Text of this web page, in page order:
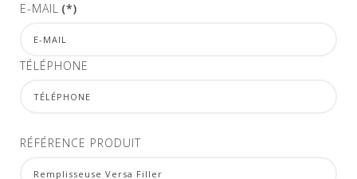
E-MAIL (*)
TÉLÉPHONE
RÉFÉRENCE PRODUIT